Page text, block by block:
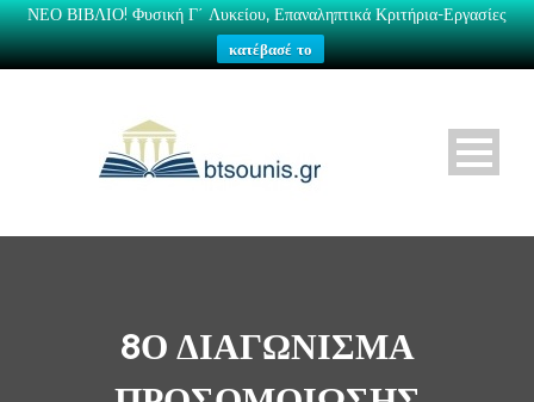
ΝΕΟ ΒΙΒΛΙΟ! Φυσική Γ΄ Λυκείου, Επαναληπτικά Κριτήρια-Εργασίες
κατέβασέ το
8Ο ΔΙΑΓΏΝΙΣΜΑ